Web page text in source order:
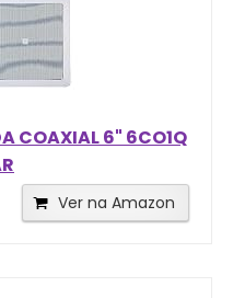
COAXIAL 6" 6CO1Q
Ver na Amazon